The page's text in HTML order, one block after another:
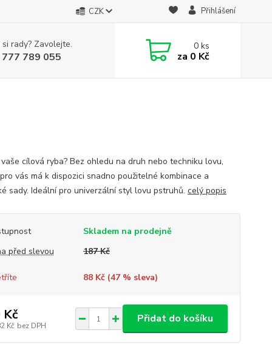
CZK Přihlášení
rady? Zavolejte.
789 055
0ks
za 0 Kč
vaše cílová ryba? Bez ohledu na druh nebo techniku ​​lovu,
vás má k dispozici snadno použitelné kombinace a
sady. Ideální pro univerzální styl lovu pstruhů. celý popis
Skladem na prodejně
před slevou
187 Kč
88 Kč (47% sleva)
Kč
Kč bez DPH
Přidat do košíku